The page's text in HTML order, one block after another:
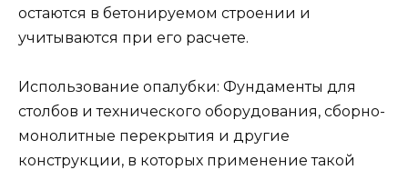
остаются в бетонируемом строении и
учитываются при его расчете.
Использование опалубки: Фундаменты для
столбов и технического оборудования, сборно-
монолитные перекрытия и другие
конструкции, в которых применение такой